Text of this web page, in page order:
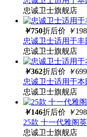
忠诚卫士旗舰店
￥750折后价 ￥
忠诚卫士适用于
忠诚卫士旗舰店
￥362折后价 ￥699
忠诚卫士适用于
忠诚卫士旗舰店
￥146折后价 ￥298
25款 十一代雅阁
忠诚卫士旗舰店